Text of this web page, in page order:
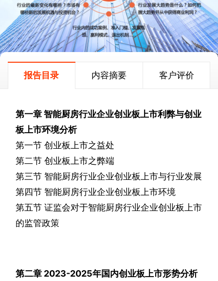
报告目录 内容摘要 客户评价
第一章智能厨房行业企业创业板上市利弊与创业
板上市环境分析
第一节 创业板上市之益处
第二节 创业板上市之弊端
第三节 智能厨房行业企业创业板上市与行业发展
第四节 智能厨房行业企业创业板上市环境
第五节 证监会对于智能厨房行业企业创业板上市
的监管政策
第二章 2023-2025年国内创业板上市形势分析